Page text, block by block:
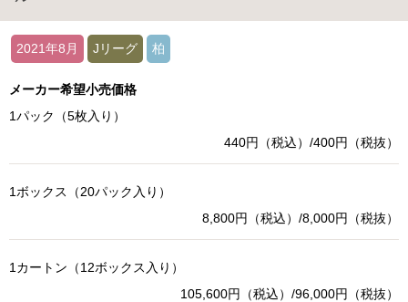
2021年8月 Jリーグ 柏
メーカー希望小売価格
1パック（5枚入り）
440円（税込）/400円（税抜）
1ボックス（20パック入り）
8,800円（税込）/8,000円（税抜）
1カートン（12ボックス入り）
105,600円（税込）/96,000円（税抜）